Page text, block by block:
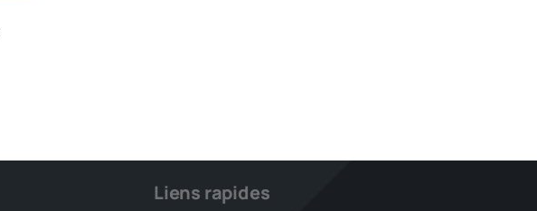
Liens rapides